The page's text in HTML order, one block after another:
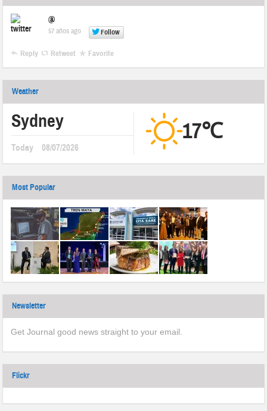
@
57 años ago Follow
Reply Retweet Favorite
Weather
Sydney
Today 08/07/2026
17℃
Most Popular
Newsletter
Get Journal good news straight to your email.
Flickr